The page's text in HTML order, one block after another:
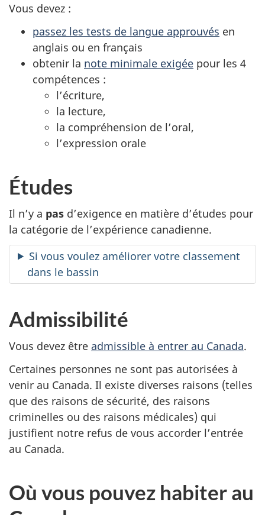
Vous devez :
passez les tests de langue approuvés en
anglais ou en français
obtenir la note minimale exigée pour les 4
compétences :
l’écriture,
la lecture,
la compréhension de l’oral,
l’expression orale
Études
Il n’y a pas d’exigence en matière d’études pour
la catégorie de l’expérience canadienne.
Si vous voulez améliorer votre classement
dans le bassin
Admissibilité
Vous devez être admissible à entrer au Canada.
Certaines personnes ne sont pas autorisées à
venir au Canada. Il existe diverses raisons (telles
que des raisons de sécurité, des raisons
criminelles ou des raisons médicales) qui
justifient notre refus de vous accorder l’entrée
au Canada.
Où vous pouvez habiter au